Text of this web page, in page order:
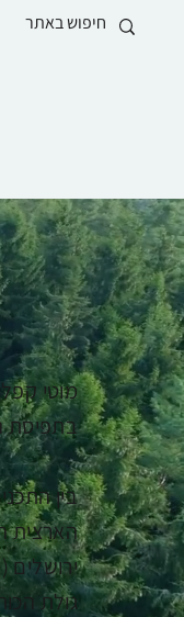
מוטי
בתפיסת
ירושלים (תמ"מ 30/1) ותכניות רבות אחרות בתחומי סביבה, חופים,
גולת